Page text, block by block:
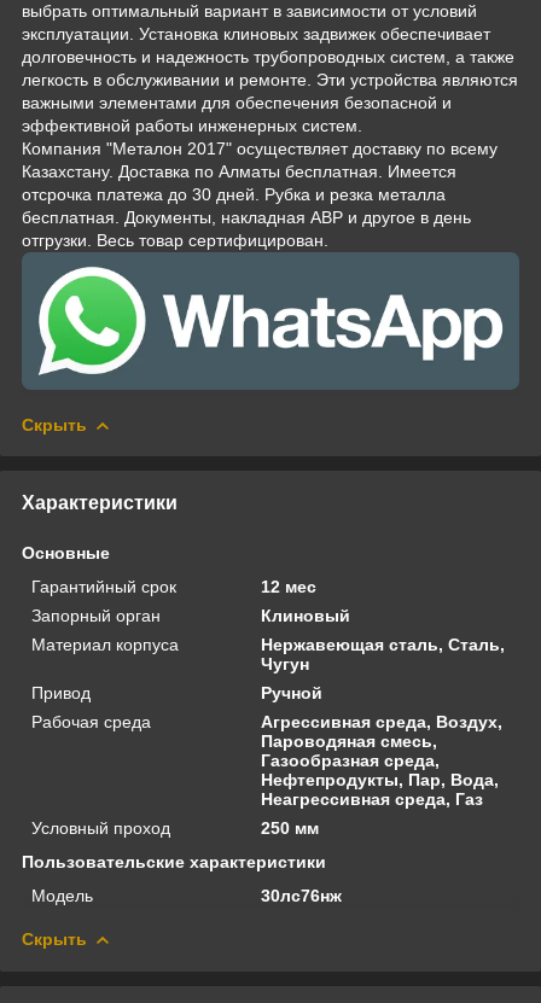
выбрать оптимальный вариант в зависимости от условий
эксплуатации. Установка клиновых задвижек обеспечивает
долговечность и надежность трубопроводных систем, а также
легкость в обслуживании и ремонте. Эти устройства являются
важными элементами для обеспечения безопасной и
эффективной работы инженерных систем.
Компания "Металон 2017" осуществляет доставку по всему
Казахстану. Доставка по Алматы бесплатная. Имеется
отсрочка платежа до 30 дней. Рубка и резка металла
бесплатная. Документы, накладная АВР и другое в день
отгрузки. Весь товар сертифицирован.
Скрыть
Характеристики
Основные
Гарантийный срок
12 мес
Запорный орган
Клиновый
Материал корпуса
Нержавеющая сталь, Сталь,
Чугун
Привод
Ручной
Рабочая среда
Агрессивная среда, Воздух,
Пароводяная смесь,
Газообразная среда,
Нефтепродукты, Пар, Вода,
Неагрессивная среда, Газ
Условный проход
250 мм
Пользовательские характеристики
Модель
30лс76нж
Скрыть